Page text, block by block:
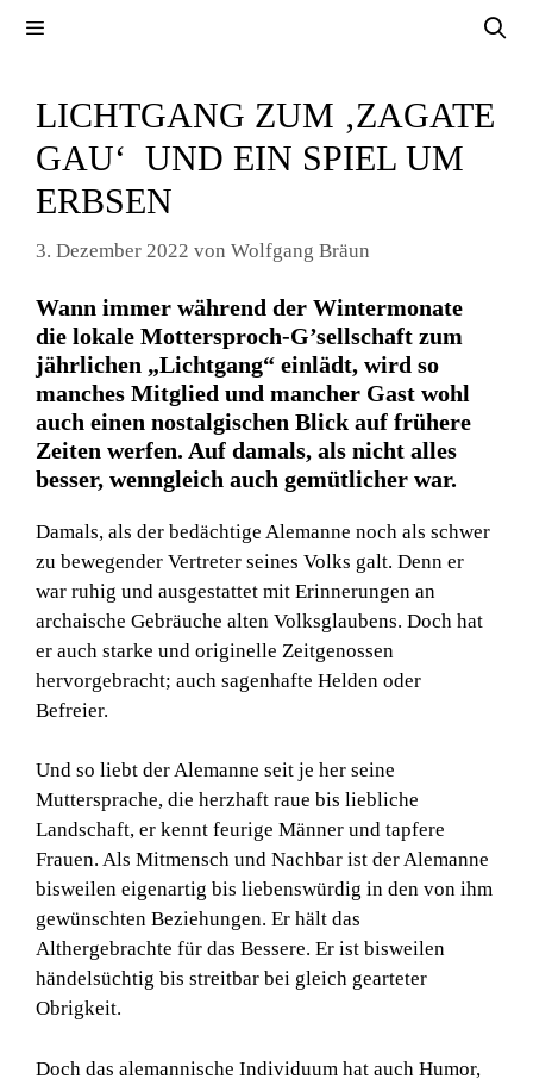
LICHTGANG ZUM ‚ZAGATE
GAU‘ UND EIN SPIEL UM
ERBSEN
3. Dezember 2022 von Wolfgang Bräun
Wann immer während der Wintermonate
die lokale Mottersproch-G’sellschaft zum
jährlichen „Lichtgang“ einlädt, wird so
manches Mitglied und mancher Gast wohl
auch einen nostalgischen Blick auf frühere
Zeiten werfen. Auf damals, als nicht alles
besser, wenngleich auch gemütlicher war.
Damals, als der bedächtige Alemanne noch als schwer
zu bewegender Vertreter seines Volks galt. Denn er
war ruhig und ausgestattet mit Erinnerungen an
archaische Gebräuche alten Volksglaubens. Doch hat
er auch starke und originelle Zeitgenossen
hervorgebracht; auch sagenhafte Helden oder
Befreier.
Und so liebt der Alemanne seit je her seine
Muttersprache, die herzhaft raue bis liebliche
Landschaft, er kennt feurige Männer und tapfere
Frauen. Als Mitmensch und Nachbar ist der Alemanne
bisweilen eigenartig bis liebenswürdig in den von ihm
gewünschten Beziehungen. Er hält das
Althergebrachte für das Bessere. Er ist bisweilen
händelsüchtig bis streitbar bei gleich gearteter
Obrigkeit.
Doch das alemannische Individuum hat auch Humor,